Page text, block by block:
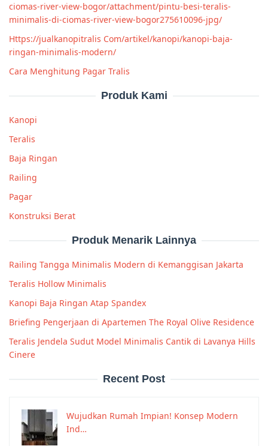
ciomas-river-view-bogor/attachment/pintu-besi-teralis-
minimalis-di-ciomas-river-view-bogor275610096-jpg/
Https://jualkanopitralis Com/artikel/kanopi/kanopi-baja-
ringan-minimalis-modern/
Cara Menghitung Pagar Tralis
Produk Kami
Kanopi
Teralis
Baja Ringan
Railing
Pagar
Konstruksi Berat
Produk Menarik Lainnya
Railing Tangga Minimalis Modern di Kemanggisan Jakarta
Teralis Hollow Minimalis
Kanopi Baja Ringan Atap Spandex
Briefing Pengerjaan di Apartemen The Royal Olive Residence
Teralis Jendela Sudut Model Minimalis Cantik di Lavanya Hills
Cinere
Recent Post
Wujudkan Rumah Impian! Konsep Modern
Ind…